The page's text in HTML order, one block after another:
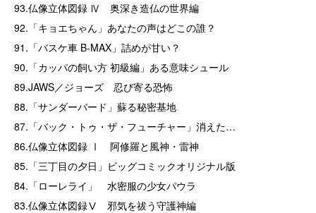
93.仏像立体図録 Ⅳ 奥深き造仏の世界編
92.「キョエちゃん」あなたの声はどこの誰？
91.「バスケ車 B-MAX」詰めが甘い？
90.「カッパの飼い方 初級編」ある意味シュール
89.JAWS／ジョーズ 忍び寄る恐怖
88.「サンダーバード」蘇る秘密基地
87.「バック・トゥ・ザ・フューチャー」消えた…
86.仏像立体図録 Ⅰ 阿修羅と風神・雷神
85.「三丁目の夕日」ビッグコミックオリジナル版
84.「ローレライ」 水密服の少女パウラ
83.仏像立体図録Ⅴ 邪気を祓う守護神編